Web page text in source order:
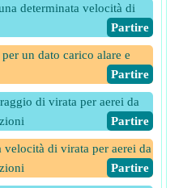
determinata velocità di
​Partire
un dato carico alare e
​Partire
di virata per aerei da
​Partire
velocità di virata per aerei da
​Partire